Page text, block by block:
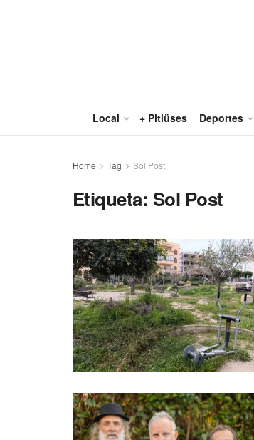
Local + Pitiüses Deportes
Home Tag Sol Post
Etiqueta: Sol Post